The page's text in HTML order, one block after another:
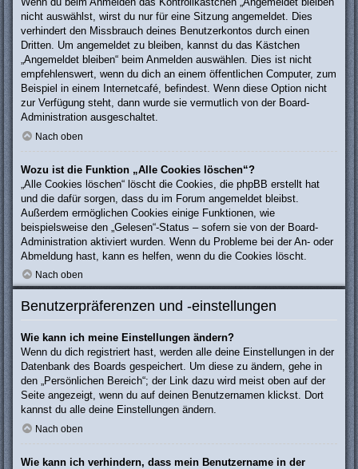
nicht auswählst, wirst du nur für eine Sitzung angemeldet. Dies
verhindert den Missbrauch deines Benutzerkontos durch einen
Dritten. Um angemeldet zu bleiben, kannst du das Kästchen
„Angemeldet bleiben“ beim Anmelden auswählen. Dies ist nicht
empfehlenswert, wenn du dich an einem öffentlichen Computer, zum
Beispiel in einem Internetcafé, befindest. Wenn diese Option nicht
zur Verfügung steht, dann wurde sie vermutlich von der Board-
Administration ausgeschaltet.
Nach oben
Wozu ist die Funktion „Alle Cookies löschen“?
„Alle Cookies löschen“ löscht die Cookies, die phpBB erstellt hat
und die dafür sorgen, dass du im Forum angemeldet bleibst.
Außerdem ermöglichen Cookies einige Funktionen, wie
beispielsweise den „Gelesen“-Status – sofern sie von der Board-
Administration aktiviert wurden. Wenn du Probleme bei der An- oder
Abmeldung hast, kann es helfen, wenn du die Cookies löscht.
Nach oben
Benutzerpräferenzen und -einstellungen
Wie kann ich meine Einstellungen ändern?
Wenn du dich registriert hast, werden alle deine Einstellungen in der
Datenbank des Boards gespeichert. Um diese zu ändern, gehe in
den „Persönlichen Bereich“; der Link dazu wird meist oben auf der
Seite angezeigt, wenn du auf deinen Benutzernamen klickst. Dort
kannst du alle deine Einstellungen ändern.
Nach oben
Wie kann ich verhindern, dass mein Benutzername in der